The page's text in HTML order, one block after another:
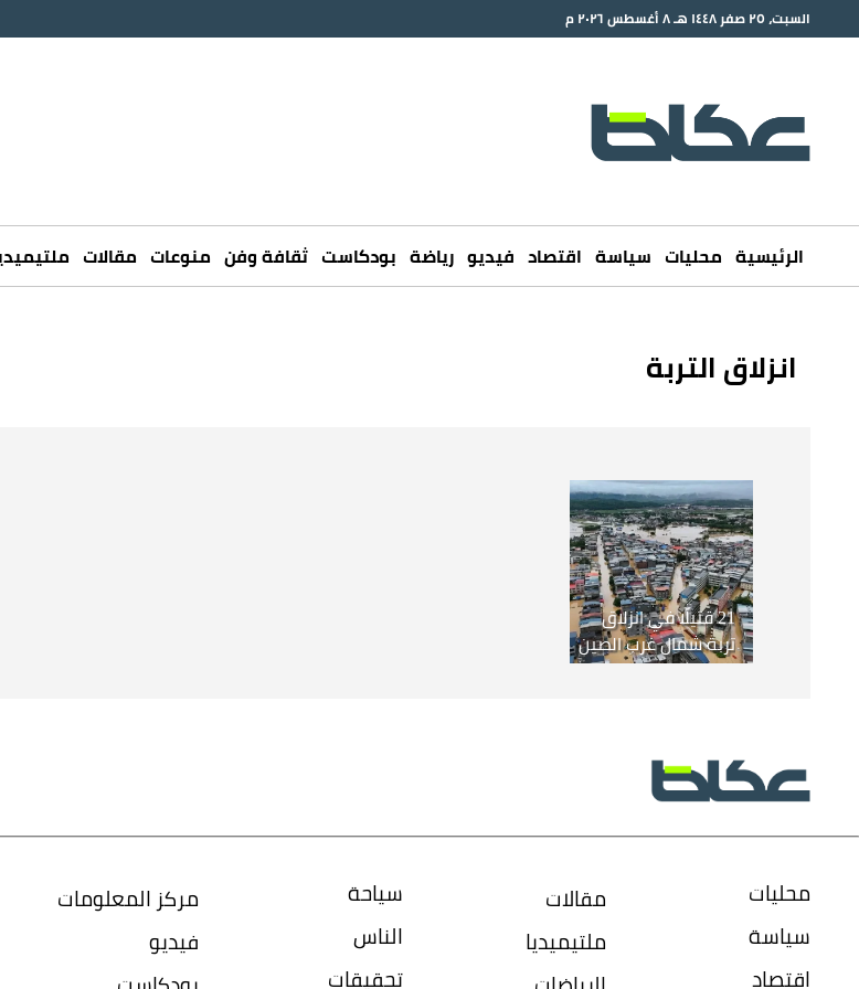
السبت، ٢٥ صفر ١٤٤٨ هـ ٨ أغسطس ٢٠٢٦ م
الرئيسية محليات سياسة اقتصاد فيديو رياضة بودكاست ثقافة وفن منوعات مقالات
انزلاق التربة
21 قتيلًا في انزلاق
تربة شمال غرب الصين
محليات
سياسة
اقتصاد
مقالات
ملتيميديا
سياحة
الناس
تحقيقات
مركز المعلومات
فيديو